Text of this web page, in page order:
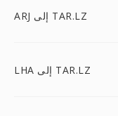
ARJ إلى TAR.LZ
LHA إلى TAR.LZ